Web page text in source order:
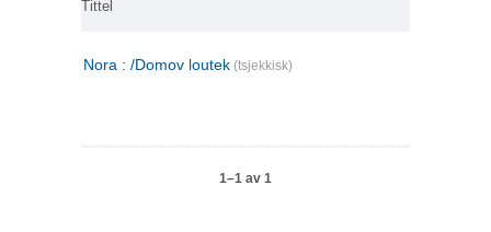
Tittel
Nora : /Domov loutek (tsjekkisk)
1–1 av 1